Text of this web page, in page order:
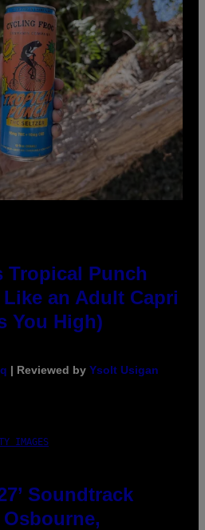
Tropical Punch
an Adult Capri
You High)
| Reviewed by Ysolt Usigan
IMAGES
Soundtrack